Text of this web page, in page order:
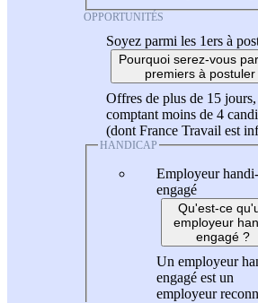
OPPORTUNITÉS
Soyez parmi les 1ers à
Pourquoi serez-vous
premiers à postuler
Offres de plus de 15 jours,
comptant moins de 4
(dont France Travail est
HANDICAP
Employeur handi-
engagé
Qu'est-ce
employeur
engagé ?
Un employeur
engagé est un
employeur